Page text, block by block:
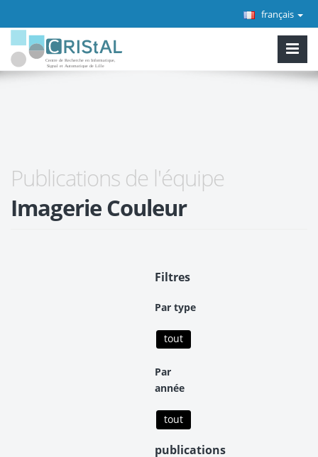
français
Publications de l'équipe
Imagerie Couleur